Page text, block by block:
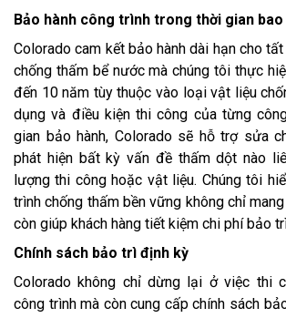
Bảo hành công trình trong thời gian bao
Colorado cam kết bảo hành dài hạn cho
chống thấm bể nước mà chúng tôi thực
đến 10 năm tùy thuộc vào loại vật liệu
dụng và điều kiện thi công của từng
gian bảo hành, Colorado sẽ hỗ trợ sửa
phát hiện bất kỳ vấn đề thấm dột nào
lượng thi công hoặc vật liệu. Chúng tôi
trình chống thấm bền vững không chỉ
còn giúp khách hàng tiết kiệm chi phí bảo
Chính sách bảo trì định kỳ
Colorado không chỉ dừng lại ở việc thi
công trình mà còn cung cấp chính sách